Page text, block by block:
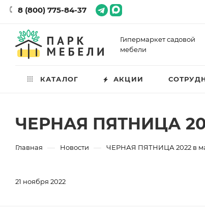
8 (800) 775-84-37
Гипермаркет садовой
мебели
КАТАЛОГ АКЦИИ
ЧЕРНАЯ ПЯТНИЦА
Главная — Новости — ЧЕРНАЯ ПЯТНИЦА 2022 в
21 ноября 2022